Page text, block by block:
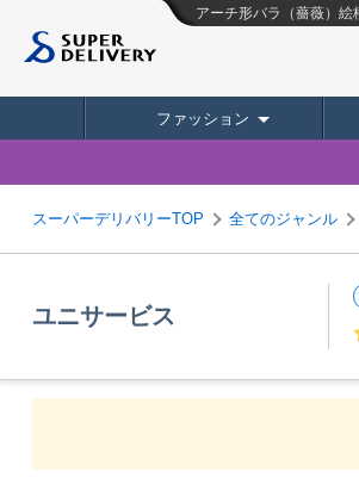
アーチ形バラ（薔薇）絵
ファッション
スーパーデリバリーTOP 全てのジャンル
ユニサービス